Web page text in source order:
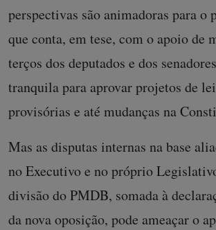
perspectivas são animadoras para o
que conta, em tese, com o apoio de
terços dos deputados e dos
tranquila para aprovar projetos de
provisórias e até mudanças na
Mas as disputas internas na base
no Executivo e no próprio
divisão do PMDB, somada à
da nova oposição, pode ameaçar o